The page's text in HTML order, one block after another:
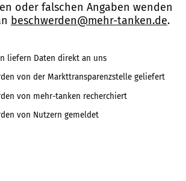
oder falschen Angaben wenden
beschwerden@mehr-tanken.de.
liefern Daten direkt an uns
von der Markttransparenzstelle geliefert
von mehr-tanken recherchiert
von Nutzern gemeldet